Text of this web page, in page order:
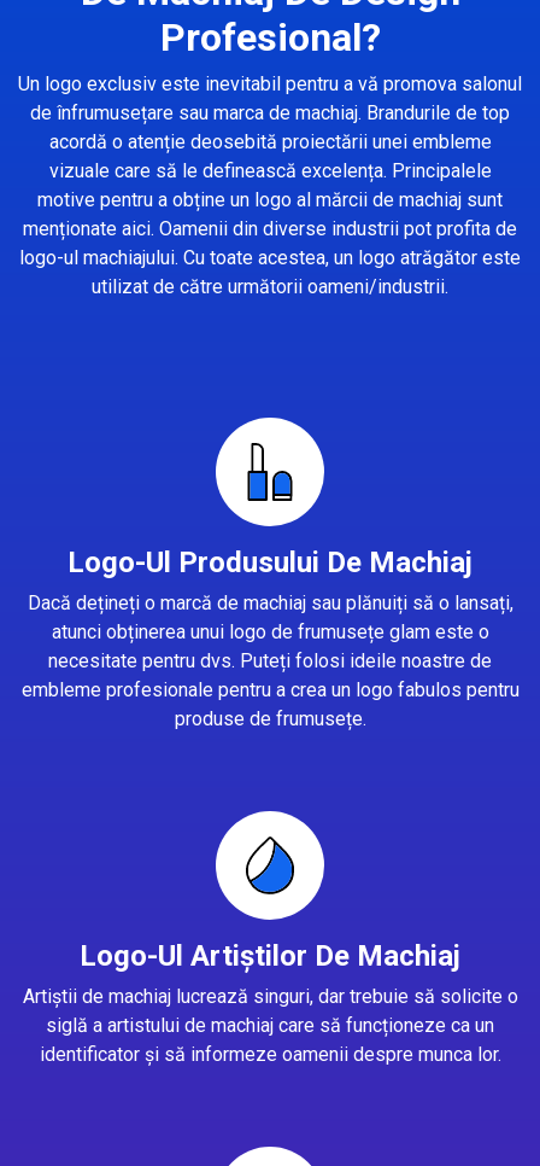
Profesional?
Un logo exclusiv este inevitabil pentru a vă promova salonul
de înfrumusețare sau marca de machiaj. Brandurile de top
acordă o atenție deosebită proiectării unei embleme
vizuale care să le definească excelența. Principalele
motive pentru a obține un logo al mărcii de machiaj sunt
menționate aici. Oamenii din diverse industrii pot profita de
logo-ul machiajului. Cu toate acestea, un logo atrăgător este
utilizat de către următorii oameni/industrii.
Logo-Ul Produsului De Machiaj
Dacă dețineți o marcă de machiaj sau plănuiți să o lansați,
atunci obținerea unui logo de frumusețe glam este o
necesitate pentru dvs. Puteți folosi ideile noastre de
embleme profesionale pentru a crea un logo fabulos pentru
produse de frumusețe.
Logo-Ul Artiștilor De Machiaj
Artiștii de machiaj lucrează singuri, dar trebuie să solicite o
siglă a artistului de machiaj care să funcționeze ca un
identificator și să informeze oamenii despre munca lor.